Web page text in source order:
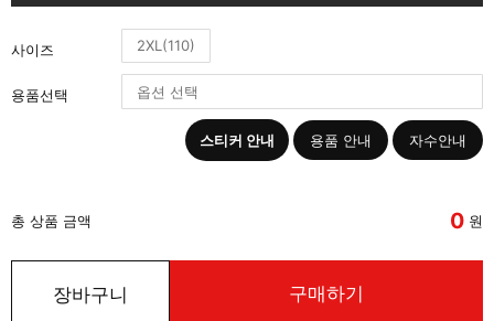
사이즈 2XL(110)
용품선택
스티커 안내 용품 안내 자수안내
총 상품 금액 0 원
장바구니 구매하기